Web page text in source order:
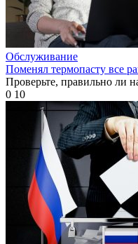
Обслуживание
Поменял термопасту все
Проверьте, правильно ли
0 10